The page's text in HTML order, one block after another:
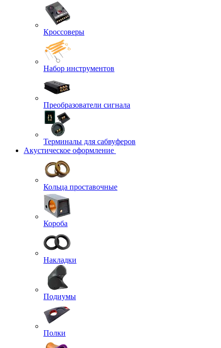
Кроссоверы
Набор инструментов
Преобразователи сигнала
Терминалы для сабвуферов
Акустическое оформление
Кольца проставочные
Короба
Накладки
Подиумы
Полки